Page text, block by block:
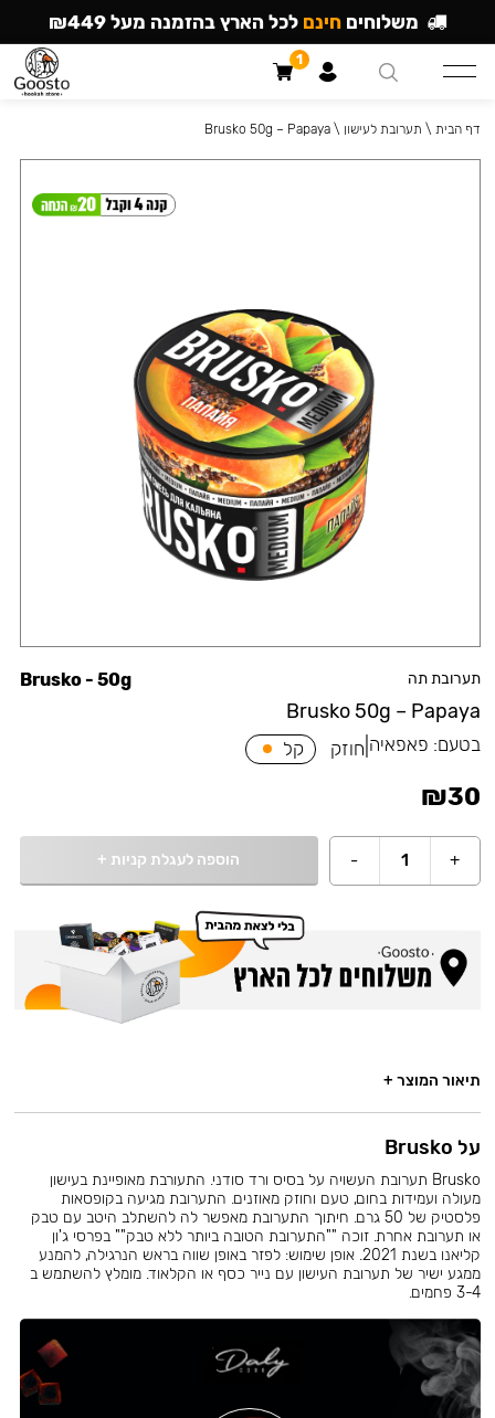
תערובת תה
Brusko 50g – Papaya
Brusko - 50g
בטעם: פאפאיה חוזק קל
₪30
+
1
- הוספה לעגלת קניות +
דף הבית \ תערובת לעישון \
Brusko 50g – Papaya
תיאור המוצר +
על Brusko
Brusko תערובת העשויה על בסיס ורד סודני. התעורבת מאופיינת בעישון
מעולה ועמידות בחום, טעם וחוזק מאוזנים. התערובת מגיעה בקופסאות
פלסטיק של 50 גרם. חיתוך התערובת מאפשר לה להשתלב היטב עם טבק
או תערובת אחרת. זוכה ""התערובת הטובה ביותר ללא טבק"" בפרסי ג'ון
קליאנו בשנת 2021. אופן שימוש: לפזר באופן שווה בראש הנרגילה, להמנע
ממגע ישיר של תערובת העישון עם נייר כסף או הקלאוד. מומלץ להשתמש ב
3-4 פחמים.
משלוחים חינם לכל הארץ בהזמנה מעל ₪449
1